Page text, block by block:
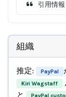
引用情報
組織
推定: PayPal
Kiri Wagstaff ,
と PayPal